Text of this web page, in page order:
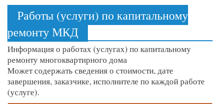
Работы (услуги) по капитальному
ремонту МКД
Информация о работах (услугах) по капитальному
ремонту многоквартирного дома
Может содержать сведения о стоимости, дате
завершения, заказчике, исполнителе по каждой работе
(услуге).